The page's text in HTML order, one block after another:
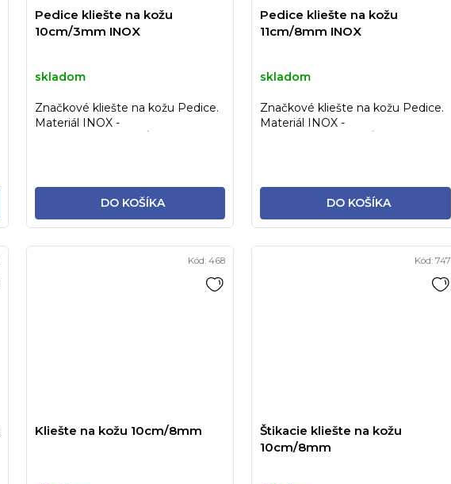
Pedice kliešte na kožu
10cm/3mm INOX
skladom
DO KOŠÍKA
Značkové kliešte na kožu Pedice.
Materiál INOX -
Pedice kliešte na kožu
11cm/8mm INOX
skladom
DO KOŠÍKA
Značkové kliešte na kožu Pedice.
Materiál INOX -
Kliešte na kožu 10cm/8mm
Kód: 468
Štikacie kliešte na kožu
10cm/8mm
Kód: 747